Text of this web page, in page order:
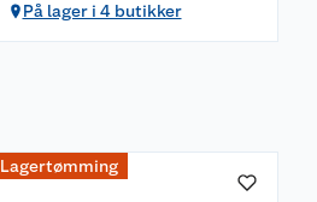
På lager i 4 butikker
Lagertømming